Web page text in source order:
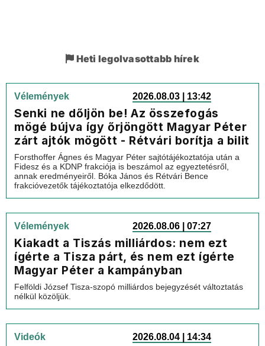
Heti legolvasottabb hírek
Vélemények 2026.08.03 | 13:42
Senki ne dőljön be! Az összefogás
mögé bújva így őrjöngött Magyar Péter
zárt ajtók mögött - Rétvári borítja a bilit
Forsthoffer Ágnes és Magyar Péter sajtótájékoztatója után a
Fidesz és a KDNP frakciója is beszámol az egyeztetésről,
annak eredményeiről. Bóka János és Rétvári Bence
frakcióvezetők tájékoztatója elkezdődött.
Vélemények 2026.08.06 | 07:27
Kiakadt a Tiszás milliárdos: nem ezt
ígérte a Tisza párt, és nem ezt ígérte
Magyar Péter a kampányban
Felföldi József Tisza-szopó milliárdos bejegyzését változtatás
nélkül közöljük.
Videók 2026.08.04 | 14:34